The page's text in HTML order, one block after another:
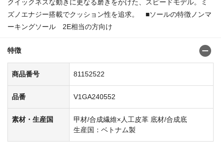
クイックネスな動きに更なる磨きをかけた、スピードモデル。ミ
ズノエナジー搭載でクッション性を追求。 ■ソールの特徴ノンマ
ーキングソール 2E相当の方向け
特徴
商品番号 81152522
品番 V1GA240552
素材・生産国
甲材/合成繊維×人工皮革 底材/合成底
生産国：ベトナム製